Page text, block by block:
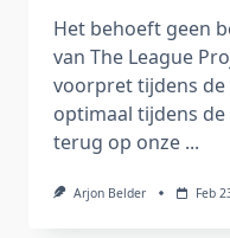
Het behoeft geen
van The League
voorpret tijdens
optimaal tijdens
terug op onze ...
Arjon Belder Feb